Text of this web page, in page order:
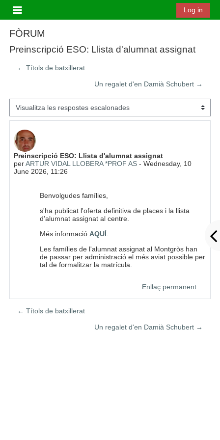
Panell lateral
Log in
FÒRUM
Preinscripció ESO: Llista d'alumnat assignat
← Títols de batxillerat
Un regalet d'en Damià Schubert →
Mode de visualització
Preinscripció ESO: Llista d'alumnat assignat
perARTUR VIDAL LLOBERA *PROF AS -Wednesday, 10
June 2026, 11:26
Nombre de respostes: 0
Benvolgudes famílies,
s'ha publicat l'oferta definitiva de places i la llista
d'alumnat assignat al centre.
Més informació AQUÍ
Les famílies de l'alumnat assignat al Montgròs han
de passar per administració el més aviat possible per
tal de formalitzar la matrícula.
Enllaç permanent
← Títols de batxillerat
Un regalet d'en Damià Schubert →